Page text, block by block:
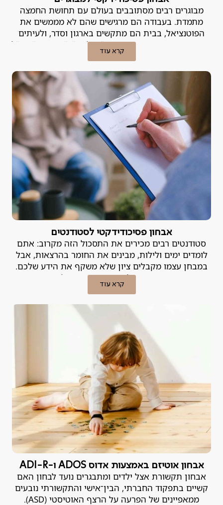
מבוגרים רבים מסתובבים בעולם עם תחושת החמצה
מתמדת. בעבודה הם מרגישים שהם לא מממשים את
הפוטנציאל, בבית הם מתקשים בארגון וסדר, ולעיתים
קרובות הם מתייגים את עצמם כ"עצלנים", "מפוזרים" או "לא
מספיק חכמים". האמת היא, שבמקרים רבים הקושי אינו נובע
אובחנה.
קרא עוד
אבחון פסיכודידקטי לסטודנטים
סטודנטים רבים מכירים את התסכול הזה מקרוב: אתם
לומדים ימים ולילות, מבינים את החומר בהרצאות, אבל
במבחן עצמו מקבלים ציון שלא משקף את הידע שלכם.
הפער הזה, בין האינטליגנציה וההשקעה לבין התוצאות
בשטח, הוא נורה אדומה. במקרים רבים, לא מדובר ב"חוסר
אבחון פסיכודידקטי הוא הכלי המקצועי שנועד לאתר את
הבעיה ולמצוא לה פתרון.
קרא עוד
אבחון אוטיזם באמצעות אדוס ADOS ו-ADI-R
אבחון תקשורת אצל ילדים ומתבגרים נועד לבחון האם
קשיים בתפקוד החברתי, הבין־אישי והתקשורתי נובעים
ממאפיינים של הפרעה על הרצף האוטיסטי (ASD).